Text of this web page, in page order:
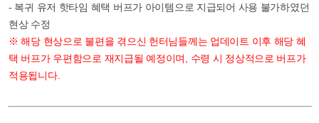
- 복귀 유저 핫타임 혜택 버프가 아이템으로 지급되어 사용 불가하였던
현상 수정
※ 해당 현상으로 불편을 겪으신 헌터님들께는 업데이트 이후 해당 혜
택 버프가 우편함으로 재지급될 예정이며, 수령 시 정상적으로 버프가
적용됩니다.